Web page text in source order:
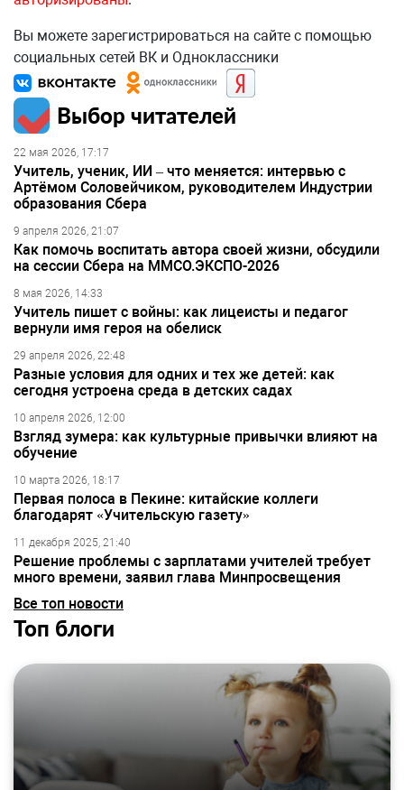
Вы можете зарегистрироваться на сайте с помощью
социальных сетей ВК и Одноклассники
Выбор читателей
22 мая 2026, 17:17
Учитель, ученик, ИИ – что меняется: интервью с
Артёмом Соловейчиком, руководителем Индустрии
образования Сбера
9 апреля 2026, 21:07
Как помочь воспитать автора своей жизни, обсудили
на сессии Сбера на ММСО.ЭКСПО-2026
8 мая 2026, 14:33
Учитель пишет с войны: как лицеисты и педагог
вернули имя героя на обелиск
29 апреля 2026, 22:48
Разные условия для одних и тех же детей: как
сегодня устроена среда в детских садах
10 апреля 2026, 12:00
Взгляд зумера: как культурные привычки влияют на
обучение
10 марта 2026, 18:17
Первая полоса в Пекине: китайские коллеги
благодарят «Учительскую газету»
11 декабря 2025, 21:40
Решение проблемы с зарплатами учителей требует
много времени, заявил глава Минпросвещения
Все топ новости
Топ блоги